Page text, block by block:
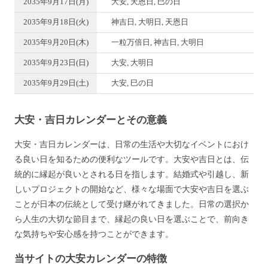
2035年9月17日(月) 大安, 天恩日, 巳の日
2035年9月18日(火) 神吉日, 大明日, 天恩日
2035年9月20日(木) 一粒万倍日, 神吉日, 大明日
2035年9月23日(日) 大安, 大明日
2035年9月29日(土) 大安, 巳の日
大安・吉日カレンダーとその意義
大安・吉日カレンダーは、日常の生活や大切なイベントにおけ
る良い日を知るための便利なツールです。大安や吉日とは、伝
統的に縁起が良いとされる日を指します。結婚式や引越し、新
しいプロジェクトの開始など、様々な場面で大安や吉日を選ぶ
ことが日本の伝統として受け継がれてきました。日常の選択か
ら人生の大切な節目まで、縁起の良い日を選ぶことで、前向き
な気持ちや安心感を持つことができます。
当サイトの大安カレンダーの特徴